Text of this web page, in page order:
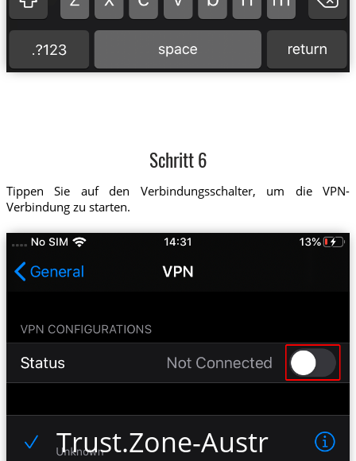
Schritt 6
Tippen Sie auf den Verbindungsschalter, um die VPN-
Verbindung zu starten.
Trust.Zone-Australia-